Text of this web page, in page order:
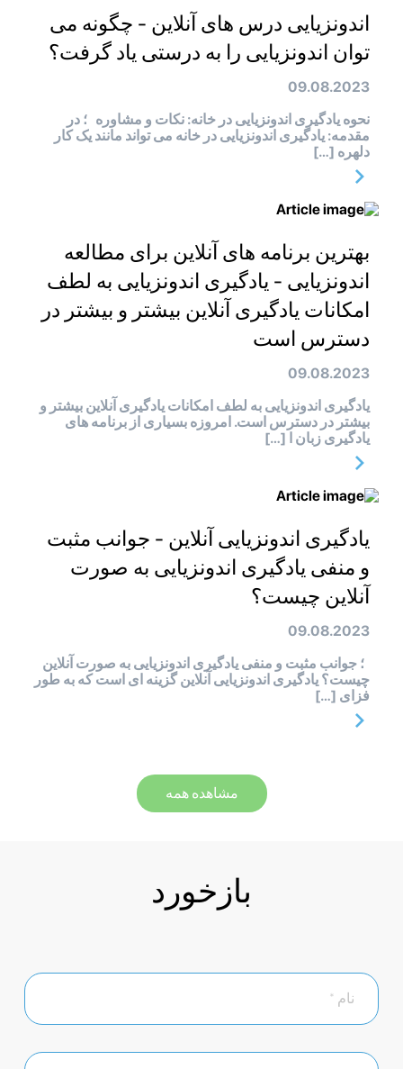
اندونزیایی درس های آنلاین - چگونه می
توان اندونزیایی را به درستی یاد گرفت؟
09.08.2023
نحوه یادگیری اندونزیایی در خانه: نکات و مشاوره ؛ در
مقدمه: یادگیری اندونزیایی در خانه می تواند مانند یک کار
دلهره […]
بهترین برنامه های آنلاین برای مطالعه
اندونزیایی - یادگیری اندونزیایی به لطف
امکانات یادگیری آنلاین بیشتر و بیشتر در
دسترس است
09.08.2023
یادگیری اندونزیایی به لطف امکانات یادگیری آنلاین بیشتر و
بیشتر در دسترس است. امروزه بسیاری از برنامه های
یادگیری زبان ا […]
یادگیری اندونزیایی آنلاین - جوانب مثبت
و منفی یادگیری اندونزیایی به صورت
آنلاین چیست؟
09.08.2023
؛ جوانب مثبت و منفی یادگیری اندونزیایی به صورت آنلاین
چیست؟ یادگیری اندونزیایی آنلاین گزینه ای است که به طور
فزای […]
مشاهده همه
بازخورد